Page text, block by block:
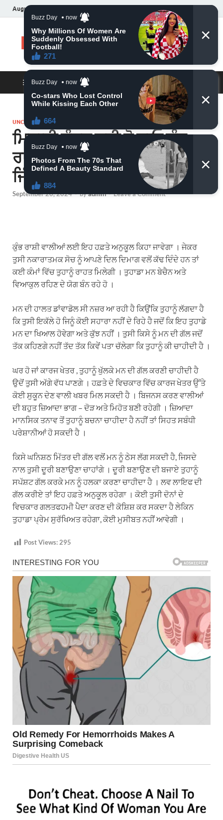
August 8, 2026
Daily News
MAIN MENU
UNCATEGORIZED
ਮਿਠਾਈ ਵੰਡਣ ਲਈ ਹੋ ਜਾਓ ਕੁੰਭ
ਰਾਸ਼ੀ, 1 ਜੁਲਾਈ ਤੋਂ ਰਾਜਿਆਂ ਵਰਗੀ
ਜਿੰਦਗੀ
September 20, 2024-byadmin-Leave a Comment
ਕੁੰਭ ਰਾਸ਼ੀ ਵਾਲੀਆਂ ਲਈ ਇਹ ਹਫ਼ਤੇ ਅਨੁਕੂਲ ਕਿਹਾ ਜਾਵੇਗਾ । ਜੇਕਰ
ਤੁਸੀ ਨਕਾਰਾਤਮਕ ਸੋਚ ਨੂੰ ਆਪਣੇ ਦਿਲ ਦਿਮਾਗ ਵਲੋਂ ਕੱਢ ਦਿੰਦੇ ਹਨ ਤਾਂ
ਕਈ ਕੰਮਾਂ ਵਿੱਚ ਤੁਹਾਨੂੰ ਰਾਹਤ ਮਿਲੇਗੀ । ਤੁਹਾਡਾ ਮਨ ਬੇਚੈਨ ਅਤੇ
ਵਿਆਕੁਲ ਰਹਿਣ ਦੇ ਯੋਗ ਬੰਨ ਰਹੇ ਹੋ ।
ਮਨ ਦੀ ਹਾਲਤ ਡਾਂਵਾਡੋਲ ਸੀ ਨਜ਼ਰ ਆ ਰਹੀ ਹੈ ਕਿਉਂਕਿ ਤੁਹਾਨੂੰ ਲੱਗਦਾ ਹੈ
ਕਿ ਤੁਸੀ ਇਕੱਲੇ ਹੋ ਜਿਨੂੰ ਕੋਈ ਸਹਾਰਾ ਨਹੀਂ ਦੇ ਰਿਹੇ ਹੈ ਜਦੋਂ ਕਿ ਇਹ ਤੁਹਾਡੇ
ਮਨ ਦਾ ਖਿਆਲ ਹੋਵੇਗਾ ਅਤੇ ਕੁੱਝ ਨਹੀਂ । ਤੁਸੀ ਕਿਸੇ ਨੂੰ ਮਨ ਦੀ ਗੱਲ ਜਦੋਂ
ਤੱਕ ਕਹਿਣਗੇ ਨਹੀਂ ਤੱਦ ਤੱਕ ਕਿਵੇਂ ਪਤਾ ਚੱਲੇਗਾ ਕਿ ਤੁਹਾਨੂੰ ਕੀ ਚਾਹੀਦੀ ਹੈ ।
ਘਰ ਹੋ ਜਾਂ ਕਾਰਜ ਖੇਤਰ , ਤੁਹਾਨੂੰ ਖੁੱਲਕੇ ਮਨ ਦੀ ਗੱਲ ਕਰਣੀ ਚਾਹੀਦੀ ਹੈ
ਉਦੋਂ ਤੁਸੀ ਅੱਗੇ ਵੱਧ ਪਾਣਗੇ । ਹਫ਼ਤੇ ਦੇ ਵਿਚਕਾਰ ਵਿੱਚ ਕਾਰਜ ਖੇਤਰ ਉੱਤੇ
ਕੋਈ ਸੁਕੂਨ ਦੇਣ ਵਾਲੀ ਖਬਰ ਮਿਲ ਸਕਦੀ ਹੈ । ਬਿਜਨਸ ਕਰਣ ਵਾਲੀਆਂ
ਦੀ ਬਹੁਤ ਜ਼ਿਆਦਾ ਭਾਗ – ਦੋੜ ਅਤੇ ਮਿਹੋਤ ਬਣੀ ਰਹੇਗੀ । ਜ਼ਿਆਦਾ
ਮਾਨਸਿਕ ਤਨਾਵ ਤੋਂ ਤੁਹਾਨੂੰ ਬਚਨਾ ਚਾਹੀਦਾ ਹੈ ਨਹੀਂ ਤਾਂ ਸਿਹਤ ਸਬੰਧੀ
ਪਰੇਸ਼ਾਨੀਆਂ ਹੋ ਸਕਦੀ ਹੈ ।
ਕਿਸੇ ਘਨਿਸ਼ਠ ਮਿੱਤਰ ਦੀ ਗੱਲ ਵਲੋਂ ਮਨ ਨੂੰ ਠੇਸ ਲੱਗ ਸਕਦੀ ਹੈ, ਜਿਸਦੇ
ਨਾਲ ਤੁਸੀ ਦੂਰੀ ਬਣਾਉਣਾ ਚਾਹਾਂਗੇ । ਦੂਰੀ ਬਣਾਉਣ ਦੀ ਬਜਾਏ ਤੁਹਾਨੂੰ
ਸਪੱਸ਼ਟ ਗੱਲ ਕਰਕੇ ਮਨ ਨੂੰ ਹਲਕਾ ਕਰਣਾ ਚਾਹੀਦਾ ਹੈ । ਲਵ ਲਾਇਫ ਦੀ
ਗੱਲ ਕਰੀਏ ਤਾਂ ਇਹ ਹਫ਼ਤੇ ਅਨੁਕੂਲ ਰਹੇਗਾ । ਕੋਈ ਤੁਸੀ ਦੋਨਾਂ ਦੇ
ਵਿਚਕਾਰ ਗਲਤਫਹਮੀ ਪੈਦਾ ਕਰਣ ਦੀ ਕੋਸ਼ਿਸ਼ ਕਰ ਸਕਦਾ ਹੈ ਲੇਕਿਨ
ਤੁਹਾਡਾ ਪ੍ਰੇਮ ਸੁਰੱਖਿਅਤ ਰਹੇਗਾ, ਕੋਈ ਮੁਸੀਬਤ ਨਹੀਂ ਆਵੇਗੀ ।
Post Views:295